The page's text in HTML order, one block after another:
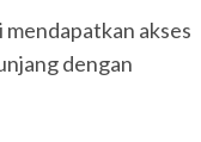
akses
dengan